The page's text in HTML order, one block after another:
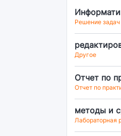
Решение задач
Другое
Отчет по
Отчет по
методы и
Лабораторная